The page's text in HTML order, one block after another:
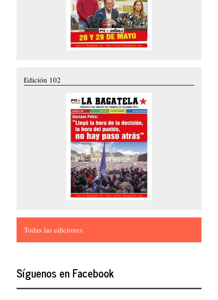
Edición 102
Todas las ediciones
Síguenos en Facebook